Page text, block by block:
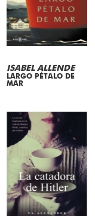
ISABEL ALLENDE
LARGO PÉTALO DE
MAR